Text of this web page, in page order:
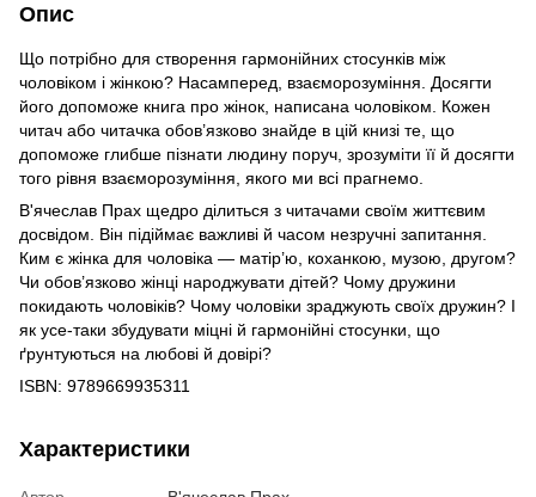
Опис
Що потрібно для створення гармонійних стосунків між
чоловіком і жінкою? Насамперед, взаєморозуміння. Досягти
його допоможе книга про жінок, написана чоловіком. Кожен
читач або читачка обов’язково знайде в цій книзі те, що
допоможе глибше пізнати людину поруч, зрозуміти її й досягти
того рівня взаєморозуміння, якого ми всі прагнемо.
В'ячеслав Прах щедро ділиться з читачами своїм життєвим
досвідом. Він підіймає важливі й часом незручні запитання.
Ким є жінка для чоловіка — матір’ю, коханкою, музою, другом?
Чи обов’язково жінці народжувати дітей? Чому дружини
покидають чоловіків? Чому чоловіки зраджують своїх дружин? І
як усе-таки збудувати міцні й гармонійні стосунки, що
ґрунтуються на любові й довірі?
ISBN: 9789669935311
Характеристики